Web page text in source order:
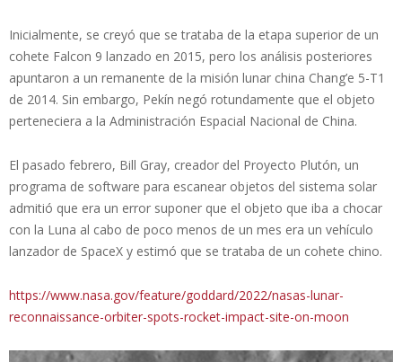
Inicialmente, se creyó que se trataba de la etapa superior de un
cohete Falcon 9 lanzado en 2015, pero los análisis posteriores
apuntaron a un remanente de la misión lunar china Chang’e 5-T1
de 2014. Sin embargo, Pekín negó rotundamente que el objeto
perteneciera a la Administración Espacial Nacional de China.
El pasado febrero, Bill Gray, creador del Proyecto Plutón, un
programa de software para escanear objetos del sistema solar
admitió que era un error suponer que el objeto que iba a chocar
con la Luna al cabo de poco menos de un mes era un vehículo
lanzador de SpaceX y estimó que se trataba de un cohete chino.
https://www.nasa.gov/feature/goddard/2022/nasas-lunar-
reconnaissance-orbiter-spots-rocket-impact-site-on-moon